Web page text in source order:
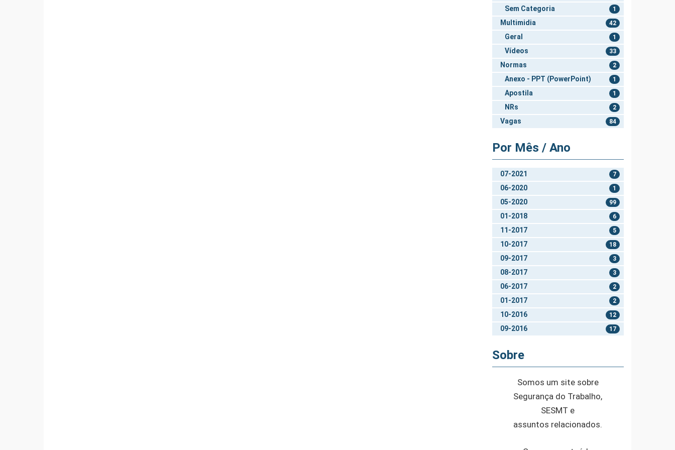
Sem Categoria 1
Multimidia 42
Geral 1
Vídeos 33
Normas 2
Anexo - PPT (PowerPoint) 1
Apostila 1
NRs 2
Vagas 84
Por Mês / Ano
07-2021 7
06-2020 1
05-2020 99
01-2018 6
11-2017 5
10-2017 18
09-2017 3
08-2017 3
06-2017 2
01-2017 2
10-2016 12
09-2016 17
Sobre
Somos um site sobre
Segurança do Trabalho,
SESMT e
assuntos relacionados.